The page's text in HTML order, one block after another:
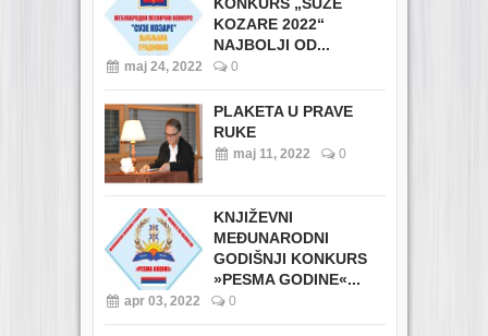
KONKURS „SUZE
KOZARE 2022“
NAJBOLJI OD...
maj 24, 2022 0
PLAKETA U PRAVE
RUKE
maj 11, 2022 0
KNJIŽEVNI
MEĐUNARODNI
GODIŠNJI KONKURS
»PESMA GODINE«...
apr 03, 2022 0